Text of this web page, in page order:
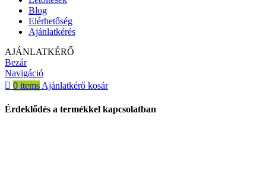
Blog
Elérhetőség
Ajánlatkérés
AJÁNLATKÉRŐ
Bezár
Navigáció
0 items Ajánlatkérő kosár
Érdeklődés a termékkel kapcsolatban